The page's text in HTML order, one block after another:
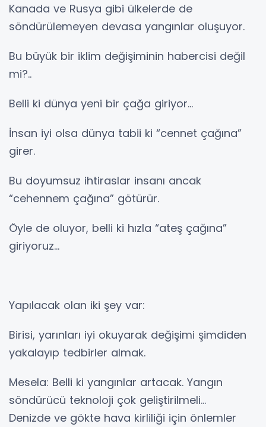
Kanada ve Rusya gibi ülkelerde de
söndürülemeyen devasa yangınlar oluşuyor.
Bu büyük bir iklim değişiminin habercisi değil
mi?..
Belli ki dünya yeni bir çağa giriyor…
İnsan iyi olsa dünya tabii ki “cennet çağına”
girer.
Bu doyumsuz ihtiraslar insanı ancak
“cehennem çağına” götürür.
Öyle de oluyor, belli ki hızla “ateş çağına”
giriyoruz…
Yapılacak olan iki şey var:
Birisi, yarınları iyi okuyarak değişimi şimdiden
yakalayıp tedbirler almak.
Mesela: Belli ki yangınlar artacak. Yangın
söndürücü teknoloji çok geliştirilmeli…
Denizde ve gökte hava kirliliği için önlemler